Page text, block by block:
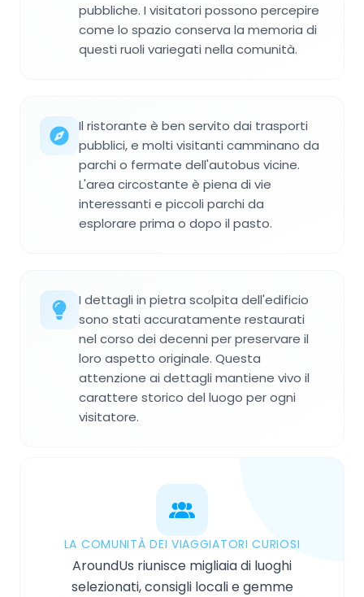
pubbliche. I visitatori possono percepire
come lo spazio conserva la memoria di
questi ruoli variegati nella comunità.
Il ristorante è ben servito dai trasporti
pubblici, e molti visitanti camminano da
parchi o fermate dell'autobus vicine.
L'area circostante è piena di vie
interessanti e piccoli parchi da
esplorare prima o dopo il pasto.
I dettagli in pietra scolpita dell'edificio
sono stati accuratamente restaurati
nel corso dei decenni per preservare il
loro aspetto originale. Questa
attenzione ai dettagli mantiene vivo il
carattere storico del luogo per ogni
visitatore.
LA COMUNITÀ DEI VIAGGIATORI CURIOSI
AroundUs riunisce migliaia di luoghi
selezionati, consigli locali e gemme